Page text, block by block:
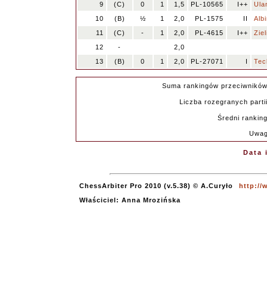
9
(C) 0 1 1,5 PL-10565 I++
10
(B) ½ 1 2,0 PL-1575 II
11
(C) - 1 2,0 PL-4615 I++
12
-
2,0
13
(B) 0 1 2,0 PL-27071 I
Suma rankingów
Liczba rozegranych
Średni
Data
ChessArbiter Pro 2010 (v.5.38) © A.Curyło
http://
Właściciel: Anna Mrozińska